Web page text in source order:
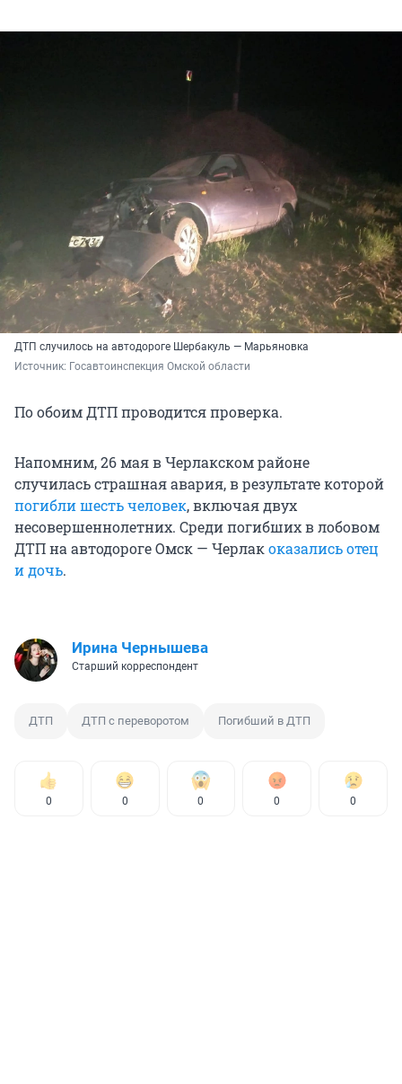
ДТП случилось на автодороге Шербакуль — Марьяновка
Источник: Госавтоинспекция Омской области
По обоим ДТП проводится проверка.
Напомним, 26 мая в Черлакском районе
случилась страшная авария, в результате которой
погибли шесть человек, включая двух
несовершеннолетних. Среди погибших в лобовом
ДТП на автодороге Омск — Черлакоказались отец
и дочь.
Ирина Чернышева
Старший корреспондент
ДТП ДТП с переворотом Погибший в ДТП
0 0 0 0 0